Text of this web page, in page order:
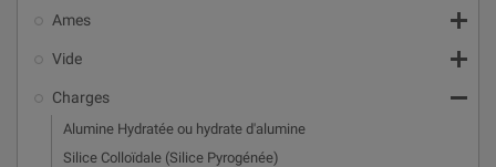
Ames 
Vide 
Charges 
Alumine Hydratée ou hydrate d'alumine
Silice Colloïdale (Silice Pyrogénée)